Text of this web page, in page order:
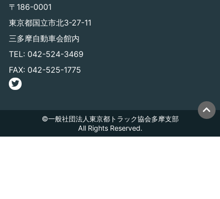
〒186-0001
東京都国立市北3-27-11
三多摩自動車会館内
TEL: 042-524-3469
FAX: 042-525-1775
©一般社団法人東京都トラック協会多摩支部
All Rights Reserved.